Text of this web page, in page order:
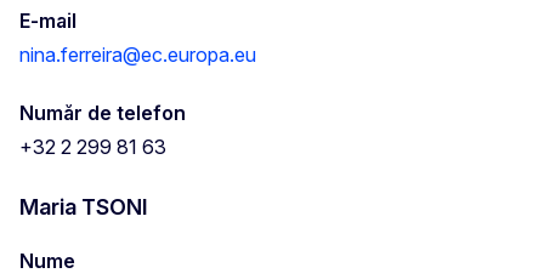
E-mail
nina.ferreira@ec.europa.eu
Număr de telefon
+32 2 299 81 63
Maria TSONI
Nume